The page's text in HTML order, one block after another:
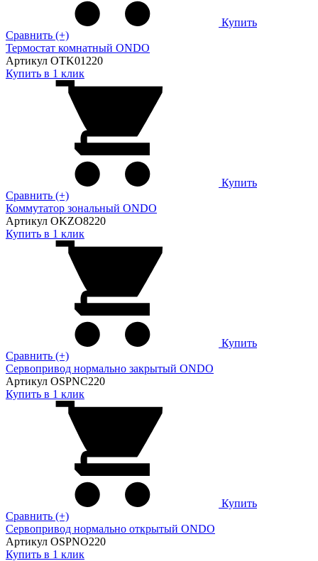
Купить
Сравнить (+)
Термостат комнатный ONDO
Артикул OTK01220
Купить в 1 клик
Купить
Сравнить (+)
Коммутатор зональный ONDO
Артикул OKZO8220
Купить в 1 клик
Купить
Сравнить (+)
Сервопривод нормально закрытый ONDO
Артикул OSPNC220
Купить в 1 клик
Купить
Сравнить (+)
Сервопривод нормально открытый ONDO
Артикул OSPNO220
Купить в 1 клик